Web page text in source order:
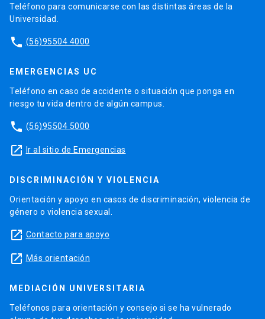
Teléfono para comunicarse con las distintas áreas de la
Universidad.
phone (56)95504 4000
EMERGENCIAS UC
Teléfono en caso de accidente o situación que ponga en
riesgo tu vida dentro de algún campus.
phone (56)95504 5000
launch Ir al sitio de Emergencias
DISCRIMINACIÓN Y VIOLENCIA
Orientación y apoyo en casos de discriminación, violencia de
género o violencia sexual.
launch Contacto para apoyo
launch Más orientación
MEDIACIÓN UNIVERSITARIA
Teléfonos para orientación y consejo si se ha vulnerado